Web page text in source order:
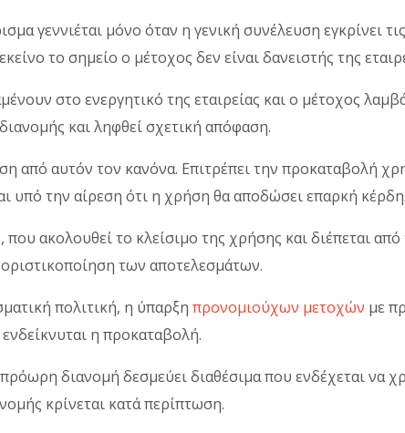
γεννιέται μόνο όταν η γενική συνέλευση εγκρίνει
το σημείο ο μέτοχος δεν είναι δανειστής της
στο ενεργητικό της εταιρείας και ο μέτοχος
και ληφθεί σχετική απόφαση.
από αυτόν τον κανόνα. Επιτρέπει την προκαταβολή
υπό την αίρεση ότι η χρήση θα αποδώσει επαρκή κέρδη.
, που ακολουθεί το κλείσιμο της χρήσης και διέπεται
των αποτελεσμάτων.
πολιτική, η ύπαρξη προνομιούχων μετοχών με
η προκαταβολή.
διανομή δεσμεύει διαθέσιμα που ενδέχεται να
κρίνεται κατά περίπτωση.